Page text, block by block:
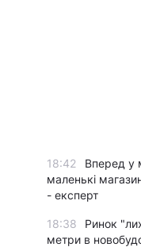
18:42
Вперед у
маленькі
- експерт
18:38
Ринок
метри в